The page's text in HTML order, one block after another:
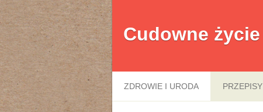
Cudowne życie
ZDROWIE I URODA PRZEPISY